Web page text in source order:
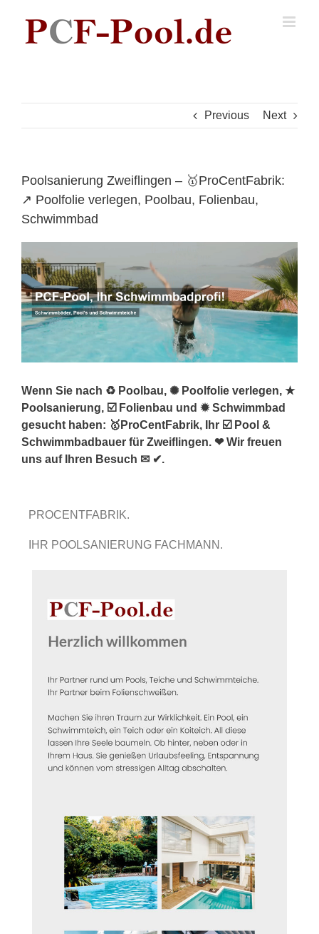
content
Previous Next
Poolsanierung Zweiflingen – 🥇ProCentFabrik:
↗️ Poolfolie verlegen, Poolbau, Folienbau,
Schwimmbad
Wenn Sie nach ♻ Poolbau, ✺ Poolfolie verlegen, ★
Poolsanierung, ☑️ Folienbau und ✹ Schwimmbad
gesucht haben: 🥇ProCentFabrik, Ihr ☑️ Pool &
Schwimmbadbauer für Zweiflingen. ❤ Wir freuen
uns auf Ihren Besuch ✉ ✔.
PROCENTFABRIK.
IHR POOLSANIERUNG FACHMANN.